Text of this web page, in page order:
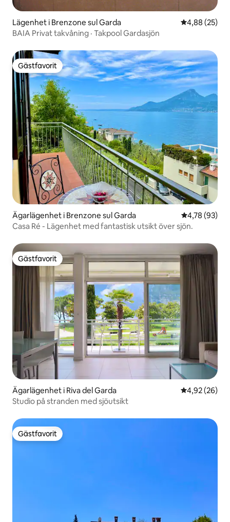
Lägenhet i Brenzone sul Garda 4,88 av 5 i
4,88 (25)
BAIA Privat takvåning · Takpool Gardasjön
Gästfavorit
Gästfavorit
Ägarlägenhet i Brenzone sul Garda 4,78 av 5 i
4,78 (93)
Casa Ré - Lägenhet med fantastisk utsikt över sjön.
Gästfavorit
Gästfavorit
Ägarlägenhet i Riva del Garda 4,92 av 5 i
4,92 (26)
Studio på stranden med sjöutsikt
Gästfavorit
Gästfavorit